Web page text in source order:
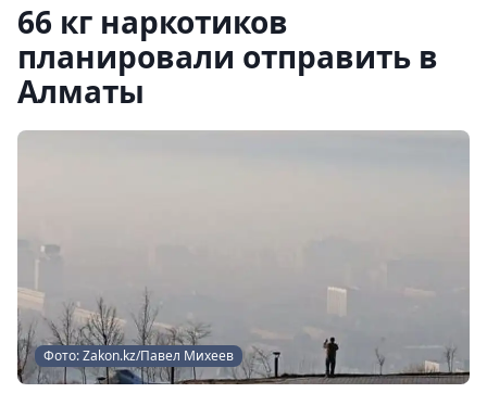
66 кг наркотиков
планировали отправить в
Алматы
Фото: Zakon.kz/Павел Михеев